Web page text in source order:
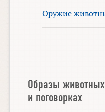
Оружие
Образы
и поговорках